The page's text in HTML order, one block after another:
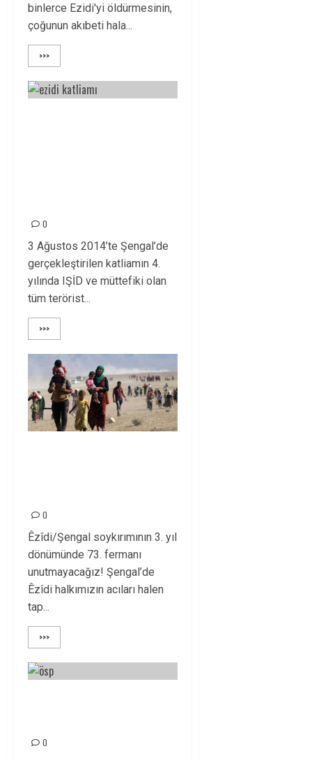
binlerce Ezidi'yi öldürmesinin,
çoğunun akıbeti hala...
>>>
0
3 Ağustos 2014’te Şengal’de
gerçekleştirilen katliamın 4.
yılında IŞİD ve müttefiki olan
tüm terörist...
>>>
0
Êzîdi/Şengal soykırımının 3. yıl
dönümünde 73. fermanı
unutmayacağız! Şengal’de
Êzîdi halkımızın acıları halen
tap...
>>>
0